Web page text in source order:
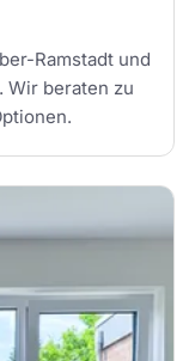
Ramstadt und
Wir beraten zu